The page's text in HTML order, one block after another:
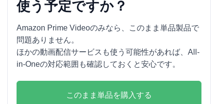
使う予定ですか？
Amazon Prime Videoのみなら、このまま単品製品で
問題ありません。
ほかの動画配信サービスも使う可能性があれば、All-
in-Oneの対応範囲も確認しておくと安心です。
このまま単品を購入する